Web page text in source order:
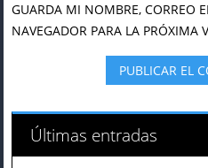
GUARDA MI NOMBRE, CORREO
NAVEGADOR PARA LA PRÓXIMA
Últimas entradas